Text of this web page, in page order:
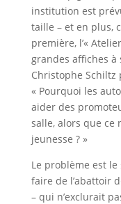
institution est
taille – et en plus,
première, l’«
grandes affiches à
Christophe Schiltz
« Pourquoi les
aider des
salle, alors que ce
jeunesse ? »
Le problème est
faire de l’abattoir
– qui n’exclurait